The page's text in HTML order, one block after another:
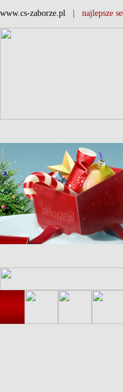
www.cs-zaborze.pl | najlepsze